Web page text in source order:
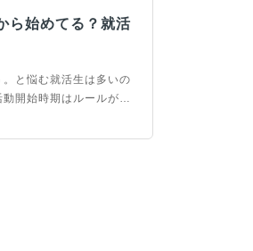
ら始めてる？就活
と悩む就活生は多いの
開始時期はルールが決
ールには載っていない